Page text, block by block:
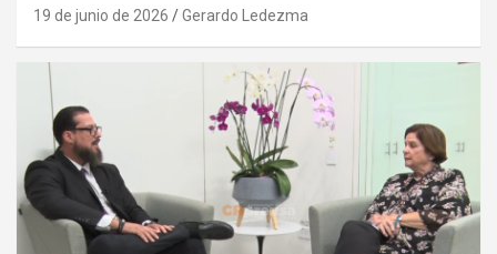
19 de junio de 2026 Gerardo Ledezma